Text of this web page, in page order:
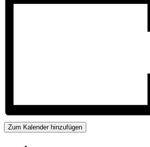
Zum Kalender hinzufügen